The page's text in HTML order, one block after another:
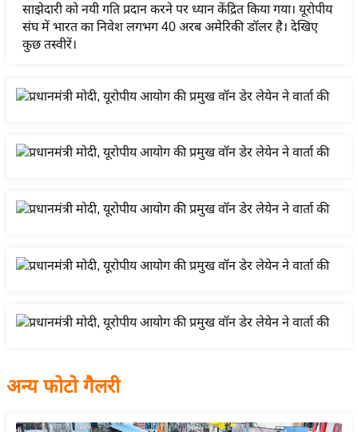
अं
त
र्रा
य
ने
उ
ज
ज्ञ
साझेदारी को नयी गति प्रदान करने पर ध्यान केंद्रित किया गया। यूरोपीय
संघ में भारत का निवेश लगभग 40 अरब अमेरिकी डॉलर है। देखिए
कुछ तस्वीरें।
अन्य फोटो गैलरी